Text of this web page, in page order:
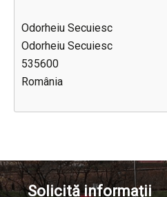
Odorheiu Secuiesc
Odorheiu Secuiesc
535600
România
Solicităinformații